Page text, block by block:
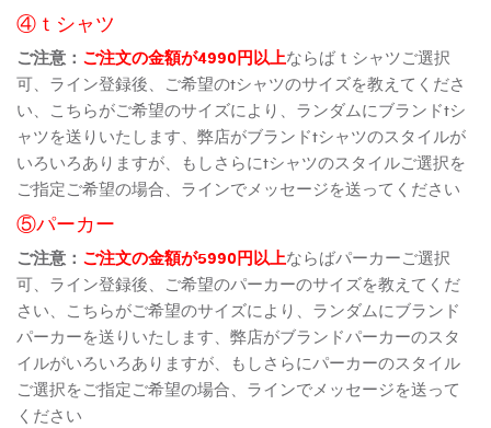
④ｔシャツ
ご注意： ご注文の金額が4990円以上ならばｔシャツご選択
可、ライン登録後、ご希望のtシャツのサイズを教えてくださ
い、こちらがご希望のサイズにより、ランダムにブランドtシ
ャツを送りいたします、弊店がブランドtシャツのスタイルが
いろいろありますが、もしさらにtシャツのスタイルご選択を
ご指定ご希望の場合、ラインでメッセージを送ってください
⑤パーカー
ご注意： ご注文の金額が5990円以上ならばパーカーご選択
可、ライン登録後、ご希望のパーカーのサイズを教えてくだ
さい、こちらがご希望のサイズにより、ランダムにブランド
パーカーを送りいたします、弊店がブランドパーカーのスタ
イルがいろいろありますが、もしさらにパーカーのスタイル
ご選択をご指定ご希望の場合、ラインでメッセージを送って
ください